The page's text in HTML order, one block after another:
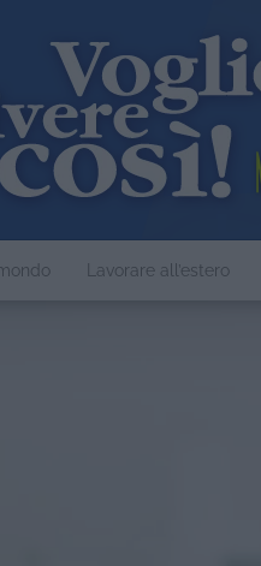
Lavorare all’estero